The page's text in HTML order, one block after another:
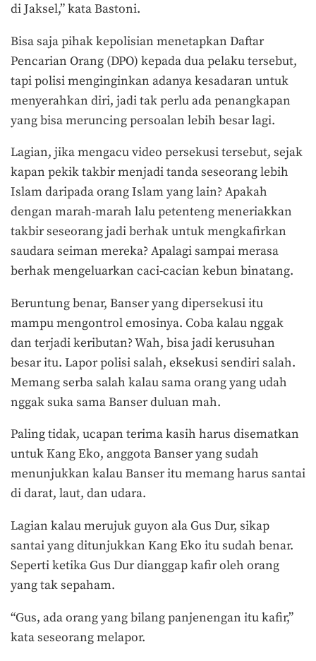
di Jaksel,” kata Bastoni.
Bisa saja pihak kepolisian menetapkan Daftar
Pencarian Orang (DPO) kepada dua pelaku tersebut,
tapi polisi menginginkan adanya kesadaran untuk
menyerahkan diri, jadi tak perlu ada penangkapan
yang bisa meruncing persoalan lebih besar lagi.
Lagian, jika mengacu video persekusi tersebut, sejak
kapan pekik takbir menjadi tanda seseorang lebih
Islam daripada orang Islam yang lain? Apakah
dengan marah-marah lalu petenteng meneriakkan
takbir seseorang jadi berhak untuk mengkafirkan
saudara seiman mereka? Apalagi sampai merasa
berhak mengeluarkan caci-cacian kebun binatang.
Beruntung benar, Banser yang dipersekusi itu
mampu mengontrol emosinya. Coba kalau nggak
dan terjadi keributan? Wah, bisa jadi kerusuhan
besar itu. Lapor polisi salah, eksekusi sendiri salah.
Memang serba salah kalau sama orang yang udah
nggak suka sama Banser duluan mah.
Paling tidak, ucapan terima kasih harus disematkan
untuk Kang Eko, anggota Banser yang sudah
menunjukkan kalau Banser itu memang harus santai
di darat, laut, dan udara.
Lagian kalau merujuk guyon ala Gus Dur, sikap
santai yang ditunjukkan Kang Eko itu sudah benar.
Seperti ketika Gus Dur dianggap kafir oleh orang
yang tak sepaham.
“Gus, ada orang yang bilang panjenengan itu kafir,”
kata seseorang melapor.